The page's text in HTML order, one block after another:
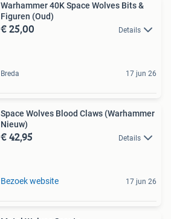
Warhammer 40K Space Wolves Bits &
Figuren (Oud)
€ 25,00 Details
Breda 17 jun 26
Space Wolves Blood Claws (Warhammer
Nieuw)
€ 42,95 Details
Bezoek website 17 jun 26